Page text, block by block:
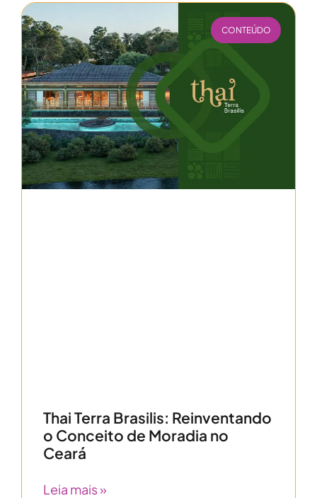
CONTEÚDO
Thai Terra Brasilis: Reinventando
o Conceito de Moradia no
Ceará
Leia mais »